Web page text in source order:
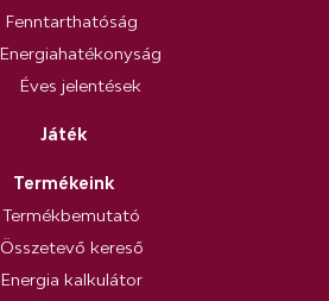
Fenntarthatóság
Energiahatékonyság
Éves jelentések
Játék
Termékeink
Termékbemutató
Összetevő kereső
Energia kalkulátor